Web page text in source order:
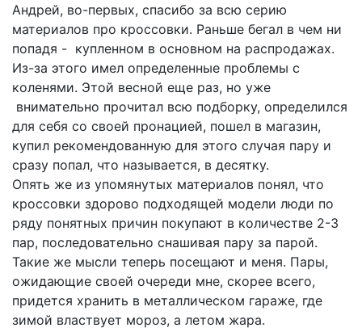
Андрей, во-первых, спасибо за всю серию
материалов про кроссовки. Раньше бегал в чем ни
попадя - купленном в основном на распродажах.
Из-за этого имел определенные проблемы с
коленями. Этой весной еще раз, но уже
внимательно прочитал всю подборку, определился
для себя со своей пронацией, пошел в магазин,
купил рекомендованную для этого случая пару и
сразу попал, что называется, в десятку.
Опять же из упомянутых материалов понял, что
кроссовки здорово подходящей модели люди по
ряду понятных причин покупают в количестве 2-3
пар, последовательно снашивая пару за парой.
Такие же мысли теперь посещают и меня. Пары,
ожидающие своей очереди мне, скорее всего,
придется хранить в металлическом гараже, где
зимой властвует мороз, а летом жара.